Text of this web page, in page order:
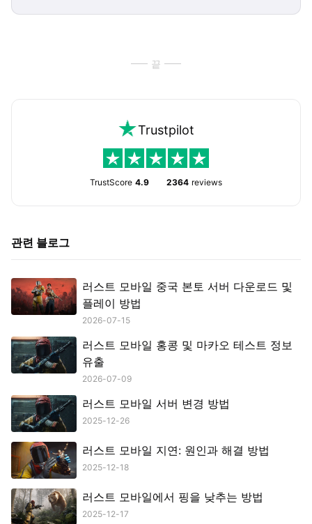
끝
Trustpilot
TrustScore 4.9 2364 reviews
관련 블로그
러스트 모바일 중국 본토 서버 다운로드 및
플레이 방법
2026-07-15
러스트 모바일 홍콩 및 마카오 테스트 정보
유출
2026-07-09
러스트 모바일 서버 변경 방법
2025-12-26
러스트 모바일 지연: 원인과 해결 방법
2025-12-18
러스트 모바일에서 핑을 낮추는 방법
2025-12-17